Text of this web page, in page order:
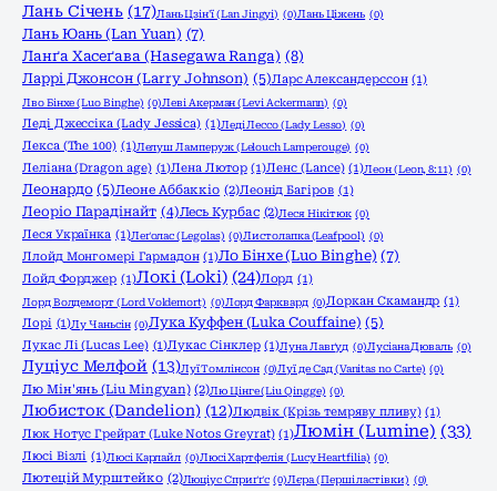
Лань Січень (17)Лань Цзін'ї (Lan Jingyi) (0)Лань Ціжень (0)
Лань Юань (Lan Yuan) (7)
Ланґа Хасеґава (Hasegawa Ranga) (8)
Ларрі Джонсон (Larry Johnson) (5)Ларс Александерссон (1)
Лво Бінхе (Luo Binghe) (0)Леві Акерман (Levi Ackermann) (0)
Леді Джессіка (Lady Jessica) (1)Леді Лессо (Lady Lesso) (0)
Лекса (The 100) (1)Лелуш Ламперуж (Lelouch Lamperouge) (0)
Леліана (Dragon age) (1)Лена Лютор (1)Ленс (Lance) (1)Леон (Leon, 8:11) (0)
Леонардо (5)Леоне Аббаккіо (2)Леонід Багіров (1)
Леоріо Парадінайт (4)Лесь Курбас (2)Леся Нікітюк (0)
Леся Українка (1)Леґолас (Legolas) (0)Листолапка (Leafpool) (0)
Ллойд Монгомері Гармадон (1)Ло Бінхе (Luo Binghe) (7)
Лойд Форджер (1)Локі (Loki) (24)Лорд (1)
Лорд Волдеморт (Lord Voldemort) (0)Лорд Фарквард (0)Лоркан Скамандр (1)
Лорі (1)Лу Чаньсін (0)Лука Куффен (Luka Couffaine) (5)
Лукас Лі (Lucas Lee) (1)Лукас Сінклер (1)Луна Лавґуд (0)Лусіана Дюваль (0)
Луціус Мелфой (13)Луї Томлінсон (0)Луї де Сад (Vanitas no Carte) (0)
Лю Мін'янь (Liu Mingyan) (2)Лю Цінге (Liu Qingge) (0)
Любисток (Dandelion) (12)Людвік (Крізь темряву пливу) (1)
Люк Нотус Грейрат (Luke Notos Greyrat) (1)Люмін (Lumine) (33)
Люсі Візлі (1)Люсі Карлайл (0)Люсі Хартфелія (Lucy Heartfilia) (0)
Лютецій Мурштейко (2)Люціус Сприґґс (0)Лєра (Перші ластівки) (0)